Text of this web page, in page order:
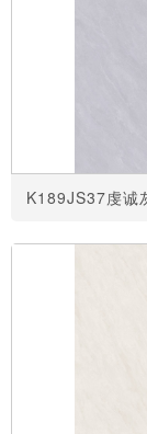
K189JS37虔诚